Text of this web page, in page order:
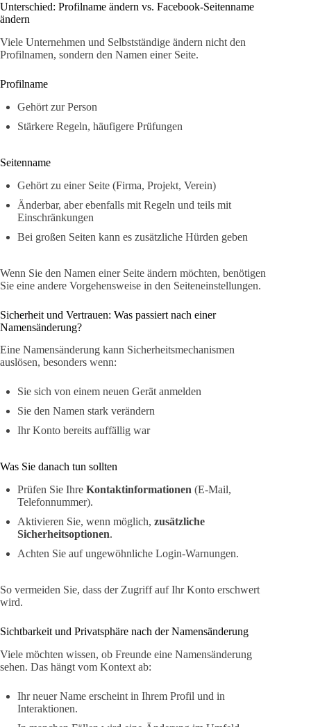
Unterschied: Profilname ändern vs. Facebook-Seitenname
ändern
Viele Unternehmen und Selbstständige ändern nicht den
Profilnamen, sondern den Namen einer Seite.
Profilname
Gehört zur Person
Stärkere Regeln, häufigere Prüfungen
Seitenname
Gehört zu einer Seite (Firma, Projekt, Verein)
Änderbar, aber ebenfalls mit Regeln und teils mit
Einschränkungen
Bei großen Seiten kann es zusätzliche Hürden geben
Wenn Sie den Namen einer Seite ändern möchten, benötigen
Sie eine andere Vorgehensweise in den Seiteneinstellungen.
Sicherheit und Vertrauen: Was passiert nach einer
Namensänderung?
Eine Namensänderung kann Sicherheitsmechanismen
auslösen, besonders wenn:
Sie sich von einem neuen Gerät anmelden
Sie den Namen stark verändern
Ihr Konto bereits auffällig war
Was Sie danach tun sollten
Prüfen Sie Ihre Kontaktinformationen (E-Mail,
Telefonnummer).
Aktivieren Sie, wenn möglich, zusätzliche
Sicherheitsoptionen.
Achten Sie auf ungewöhnliche Login-Warnungen.
So vermeiden Sie, dass der Zugriff auf Ihr Konto erschwert
wird.
Sichtbarkeit und Privatsphäre nach der Namensänderung
Viele möchten wissen, ob Freunde eine Namensänderung
sehen. Das hängt vom Kontext ab:
Ihr neuer Name erscheint in Ihrem Profil und in
Interaktionen.